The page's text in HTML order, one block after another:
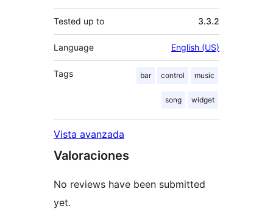
Tested up to 3.3.2
Language English (US)
Tags bar control music
song widget
Vista avanzada
Valoraciones
No reviews have been submitted
yet.